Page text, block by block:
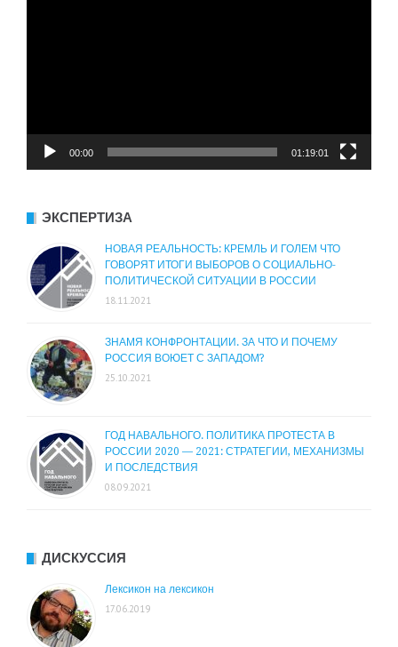
00:00 01:19:01
ЭКСПЕРТИЗА
НОВАЯ РЕАЛЬНОСТЬ: КРЕМЛЬ И ГОЛЕМ ЧТО
ГОВОРЯТ ИТОГИ ВЫБОРОВ О СОЦИАЛЬНО-
ПОЛИТИЧЕСКОЙ СИТУАЦИИ В РОССИИ
18.11.2021
ЗНАМЯ КОНФРОНТАЦИИ. ЗА ЧТО И ПОЧЕМУ
РОССИЯ ВОЮЕТ С ЗАПАДОМ?
25.10.2021
ГОД НАВАЛЬНОГО. ПОЛИТИКА ПРОТЕСТА В
РОССИИ 2020 — 2021: СТРАТЕГИИ, МЕХАНИЗМЫ
И ПОСЛЕДСТВИЯ
08.09.2021
ДИСКУССИЯ
Лексикон на лексикон
17.06.2019